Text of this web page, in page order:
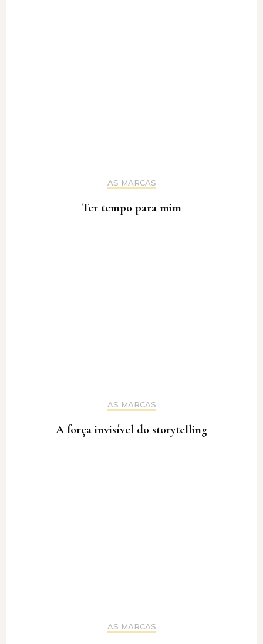
AS MARCAS
Ter tempo para mim
AS MARCAS
A força invisível do storytelling
AS MARCAS